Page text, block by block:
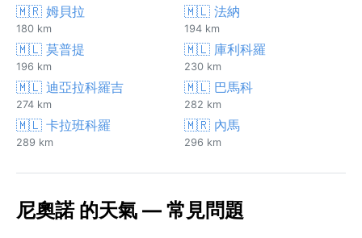
🇲🇷 姆貝拉
180 km
🇲🇱 法納
194 km
🇲🇱 莫普提
196 km
🇲🇱 庫利科羅
230 km
🇲🇱 迪亞拉科羅吉
274 km
🇲🇱 巴馬科
282 km
🇲🇱 卡拉班科羅
289 km
🇲🇷 內馬
296 km
尼奧諾 的天氣 — 常見問題